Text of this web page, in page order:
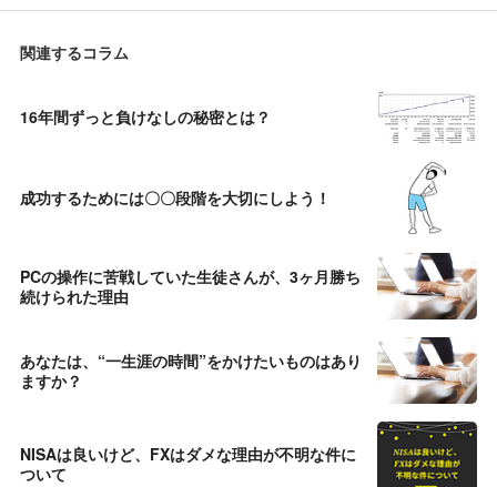
関連するコラム
16年間ずっと負けなしの秘密とは？
成功するためには〇〇段階を大切にしよう！
PCの操作に苦戦していた生徒さんが、3ヶ月勝ち
続けられた理由
あなたは、“一生涯の時間”をかけたいものはあり
ますか？
NISAは良いけど、FXはダメな理由が不明な件に
ついて